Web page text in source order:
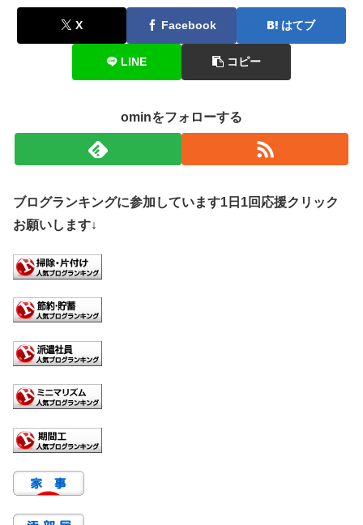
X Facebook はてブ
LINE コピー
ominをフォローする
ブログランキングに参加しています1日1回応援クリック
お願いします↓